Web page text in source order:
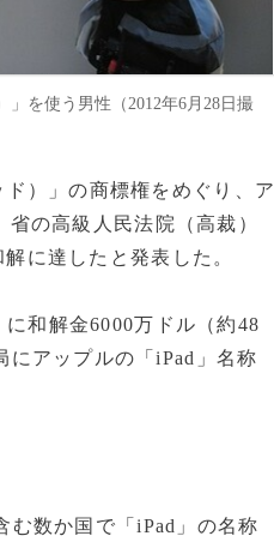
を使う男性（2012年6月28日撮
ド）」の商標権をめぐり、ア
省の高級人民法院（高裁）
に達したと発表した。
に和解金6000万ドル（約48
アップルの「iPad」名称
数か国で「iPad」の名称